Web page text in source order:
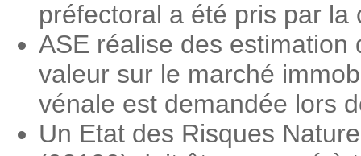
préfectoral a été pris par la
ASE réalise des
valeur sur le marché
vénale est demandée lors
Un Etat des Risques